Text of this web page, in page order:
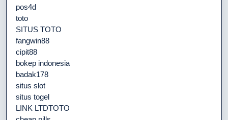
pos4d
toto
SITUS TOTO
fangwin88
cipit88
bokep indonesia
badak178
situs slot
situs togel
LINK LTDTOTO